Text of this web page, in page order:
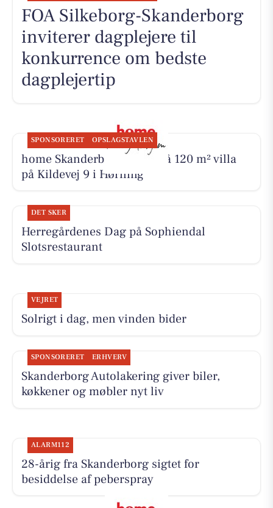
FOA Silkeborg-Skanderborg
inviterer dagplejere til
konkurrence om bedste
dagplejertip
SPONSORERET OPSLAGSTAVLEN
home Skanderborg byder på 120 m² villa
på Kildevej 9 i Hørning
DET SKER
Herregårdenes Dag på Sophiendal
Slotsrestaurant
VEJRET
Solrigt i dag, men vinden bider
SPONSORERET ERHVERV
Skanderborg Autolakering giver biler,
køkkener og møbler nyt liv
ALARM112
28-årig fra Skanderborg sigtet for
besiddelse af peberspray